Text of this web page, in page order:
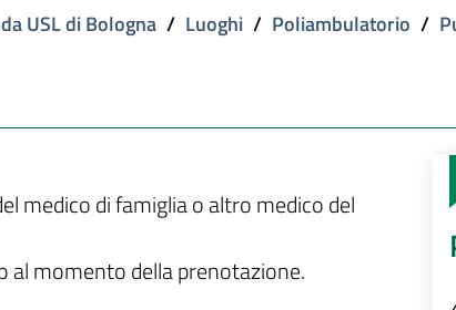
USL di Bologna / Luoghi / Poliambulatorio /
medico di famiglia o altro medico del
al momento della prenotazione.